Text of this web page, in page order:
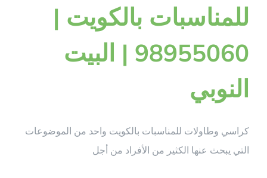
للمناسبات بالكويت |
98955060 | البيت
النوبي
كراسي وطاولات للمناسبات بالكويت واحد من الموضوعات
التي يبحث عنها الكثير من الأفراد من أجل